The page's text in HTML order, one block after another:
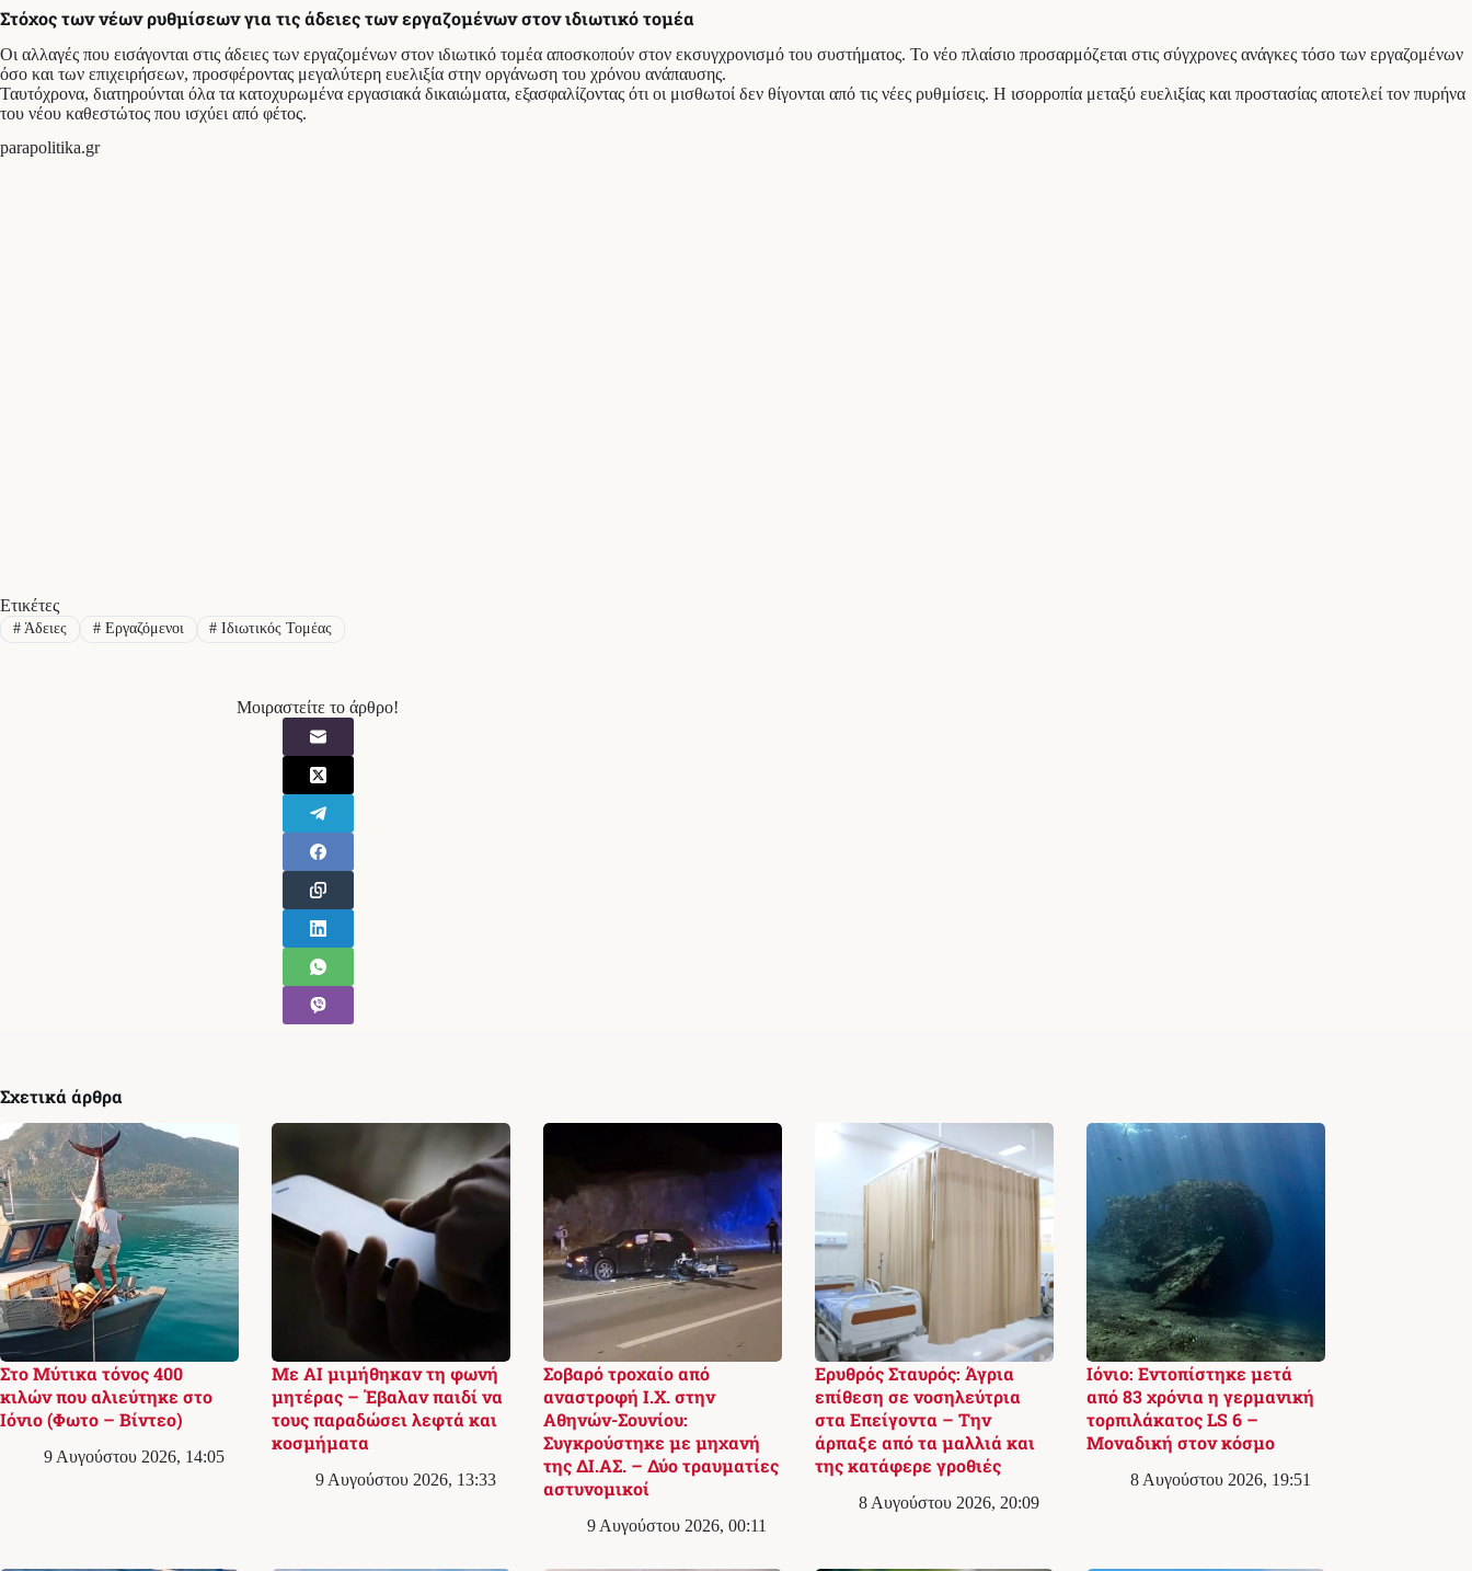
Στόχος των νέων ρυθμίσεων για τις άδειες των εργαζομένων στον ιδιωτικό τομέα
Οι αλλαγές που εισάγονται στις άδειες των εργαζομένων στον ιδιωτικό τομέα αποσκοπούν στον εκσυγχρονισμό του συστήματος. Το νέο πλαίσιο προσαρμόζεται στις σύγχρονες ανάγκες τόσο των εργαζομένων
όσο και των επιχειρήσεων, προσφέροντας μεγαλύτερη ευελιξία στην οργάνωση του χρόνου ανάπαυσης.
Ταυτόχρονα, διατηρούνται όλα τα κατοχυρωμένα εργασιακά δικαιώματα, εξασφαλίζοντας ότι οι μισθωτοί δεν θίγονται από τις νέες ρυθμίσεις. Η ισορροπία μεταξύ ευελιξίας και προστασίας αποτελεί τον πυρήνα
του νέου καθεστώτος που ισχύει από φέτος.
parapolitika.gr
Ετικέτες
#Άδειες #Εργαζόμενοι # Ιδιωτικός Τομέας
Μοιραστείτε το άρθρο!
Σχετικά άρθρα
Στο Μύτικα τόνος 400
κιλών που αλιεύτηκε στο
Ιόνιο (Φωτο – Βίντεο)
9 Αυγούστου 2026, 14:05
Με AI μιμήθηκαν τη φωνή
μητέρας – Έβαλαν παιδί να
τους παραδώσει λεφτά και
κοσμήματα
9 Αυγούστου 2026, 13:33
Σοβαρό τροχαίο από
αναστροφή Ι.Χ. στην
Αθηνών-Σουνίου:
Συγκρούστηκε με μηχανή
της ΔΙ.ΑΣ. – Δύο τραυματίες
αστυνομικοί
9 Αυγούστου 2026, 00:11
Ερυθρός Σταυρός: Άγρια
επίθεση σε νοσηλεύτρια
στα Επείγοντα – Την
άρπαξε από τα μαλλιά και
της κατάφερε γροθιές
8 Αυγούστου 2026, 20:09
Ιόνιο: Εντοπίστηκε μετά
από 83 χρόνια η γερμανική
τορπιλάκατος LS 6 –
Μοναδική στον κόσμο
8 Αυγούστου 2026, 19:51